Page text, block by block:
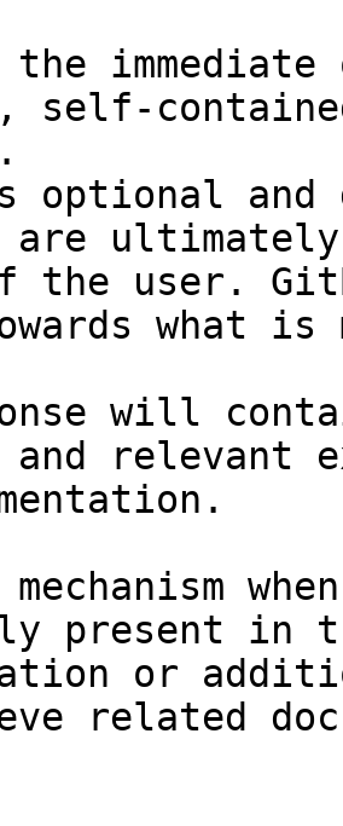
self-
optional and
are
the user.
what
will
and relevant
present in
or